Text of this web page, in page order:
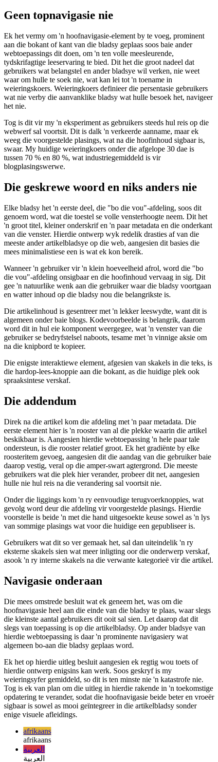
Image 2f00b21ef58d
Geen topnavigasie nie
Ek het vermy om 'n hoofnavigasie-element by te voeg, prominent
aan die bokant of kant van die bladsy geplaas soos baie ander
webtoepassings dit doen, om 'n ten volle meesleurende,
tydskrifagtige leeservaring te bied. Dit het die groot nadeel dat
waar om hulle te soek nie, wat kan lei tot 'n toename in
weieringskoers. Weieringkoers definieer die persentasie gebruikers
wat nie verby die aanvanklike bladsy wat hulle besoek het, navigeer
het nie.
Tog is dit vir my 'n eksperiment as gebruikers steeds hul reis op die
weeg die voorgestelde plasings, wat na die hoofinhoud sigbaar is,
swaar. My huidige weieringkoers onder die afgelope 30 dae is
blogplasingswerwe.
Die geskrewe woord en niks anders nie
Elke bladsy het 'n eerste deel, die "bo die vou"-afdeling, soos dit
'n groot titel, kleiner onderskrif en 'n paar metadata en die onderkant
van die venster. Hierdie ontwerp wyk redelik drasties af van die
meeste ander artikelbladsye op die web, aangesien dit basies die
mees minimalistiese een is wat ek kon bereik.
Wanneer 'n gebruiker vir 'n klein hoeveelheid afrol, word die "bo
die vou"-afdeling onsigbaar en die hoofinhoud vervaag in sig. Dit
gee 'n natuurlike wenk aan die gebruiker waar die bladsy voortgaan
en watter inhoud op die bladsy nou die belangrikste is.
algemeen onder baie blogs. Kodevoorbeelde is belangrik, daarom
word dit in hul eie komponent weergegee, wat 'n venster van die
gebruiker se bedryfstelsel naboots, tesame met 'n vinnige aksie om
Die enigste interaktiewe element, afgesien van skakels in die teks, is
spraaksintese verskaf.
Die addendum
Direk na die artikel kom die afdeling met 'n paar metadata. Die
eerste element hier is 'n rooster van al die plekke waarin die artikel
beskikbaar is. Aangesien hierdie webtoepassing 'n hele paar tale
roosteritem gevoeg, aangesien dit die aandag van die gebruiker baie
daarop vestig, veral op die amper-swart agtergrond. Die meeste
gebruikers wat die plek hier verander, probeer dit net, aangesien
hulle nie hul reis na die verandering sal voortsit nie.
Onder die liggings kom 'n ry eenvoudige terugvoerknoppies, wat
gevolg word deur die afdeling vir voorgestelde plasings. Hierdie
voorstelle is beide 'n met die hand uitgesoekte keuse sowel as 'n lys
Gebruikers wat dit so ver gemaak het, sal dan uiteindelik 'n ry
asook 'n ry interne skakels na die verwante kategorieë vir die artikel.
Navigasie onderaan
Die mees omstrede besluit wat ek geneem het, was om die
die kleinste aantal gebruikers dit ooit sal sien. Let daarop dat dit
slegs van toepassing is op die artikelbladsy. Op ander bladsye van
hierdie webtoepassing is daar 'n prominente navigasiery wat
algemeen bo-aan die bladsy geplaas word.
Ek het op hierdie uitleg besluit aangesien ek regtig wou toets of
hierdie ontwerp enigsins kan werk. Soos geskryf is my
Tog is ek van plan om die uitleg in hierdie rakende in 'n toekomstige
opdatering te verander, sodat die hoofnavigasie beide beter en vroeër
sigbaar is sowel as mooi geïntegreer in die artikelbladsy sonder
enige visuele afleidings.